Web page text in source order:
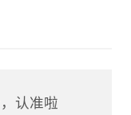
，认准啦